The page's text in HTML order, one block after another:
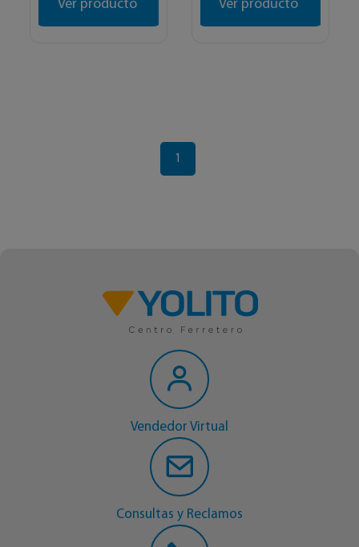
Ver producto Ver producto
1
Vendedor Virtual
Consultas y Reclamos